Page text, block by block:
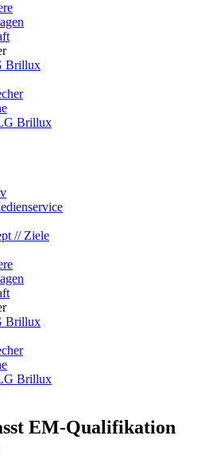
Brillux
Brillux
// Ziele
Brillux
Brillux
EM-Qualifikation